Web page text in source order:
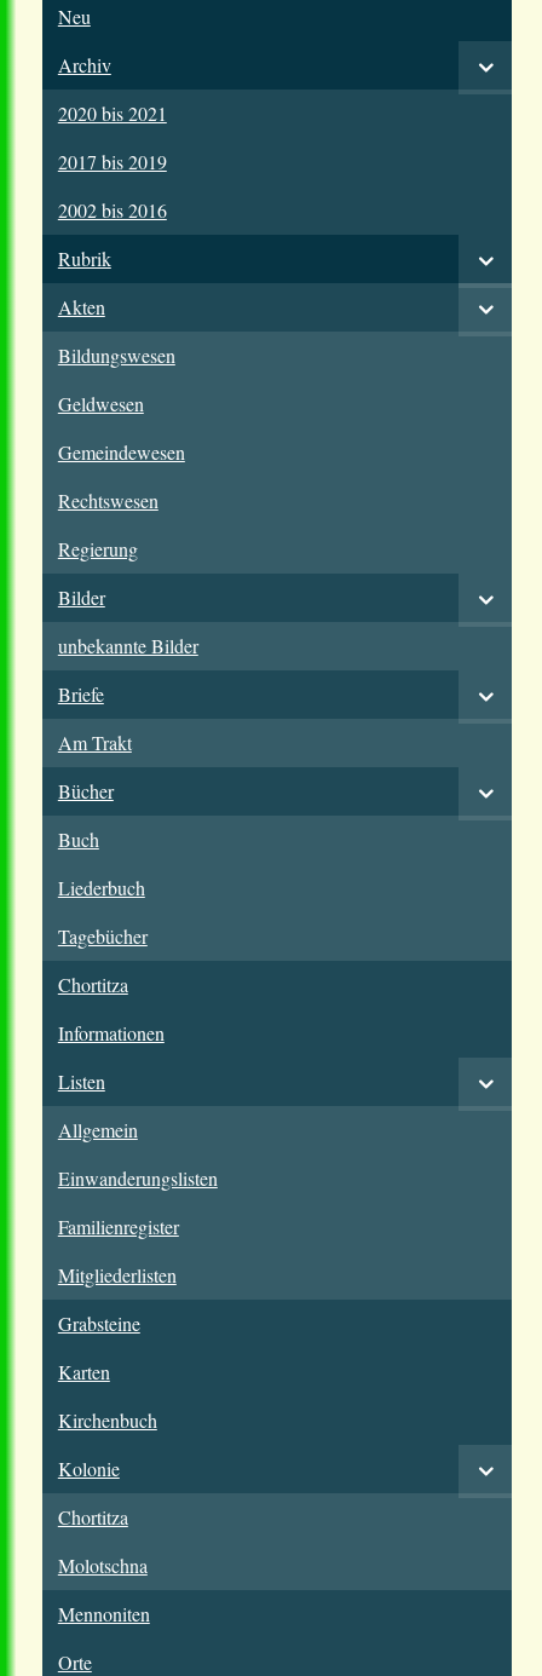
Neu
Archiv
2020 bis 2021
2017 bis 2019
2002 bis 2016
Rubrik
Akten
Bildungswesen
Geldwesen
Gemeindewesen
Rechtswesen
Regierung
Bilder
unbekannte Bilder
Briefe
Am Trakt
Bücher
Buch
Liederbuch
Tagebücher
Chortitza
Informationen
Listen
Allgemein
Einwanderungslisten
Familienregister
Mitgliederlisten
Grabsteine
Karten
Kirchenbuch
Kolonie
Chortitza
Molotschna
Mennoniten
Orte